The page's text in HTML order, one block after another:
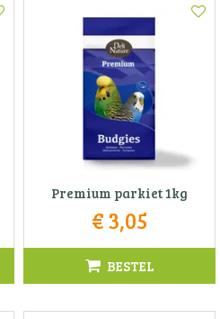
Premium parkiet 1kg
€3,05
BESTEL